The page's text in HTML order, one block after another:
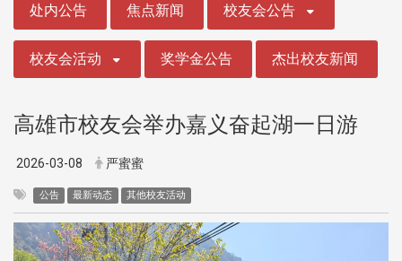
处内公告 焦点新闻 校友会公告
校友会活动 奖学金公告 杰出校友新闻
高雄市校友会举办嘉义奋起湖一日游
2026-03-08 严蜜蜜
公告 最新动态 其他校友活动